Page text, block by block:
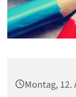
Montag, 12.